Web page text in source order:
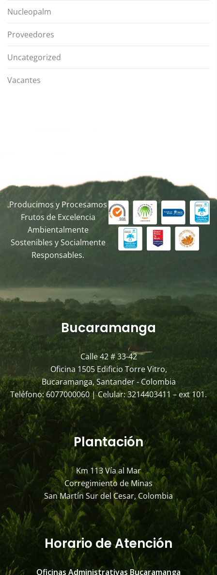
Nucleopalm
Proveedores
Uncategorized
Vacantes
Producimos y Procesamos
Frutos de Excelencia
Ambientalmente
Sostenibles y Socialmente
Responsables.
Bucaramanga
Calle 42 # 33-42
Oficina 1505 Edificio Torre Vitro,
Bucaramanga, Santander - Colombia
Teléfono: 6077000060 | Celular: 3214403411 – ext 101.
Plantación
Km 113 Vía al Mar
Corregimiento de Minas
San Martín Sur del Cesar, Colombia
Horario de Atención
Oficinas Administrativas Bucaramanga